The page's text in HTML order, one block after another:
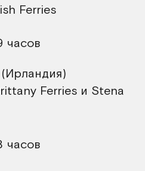
Ferries
часов
Ferries и Stena
часов